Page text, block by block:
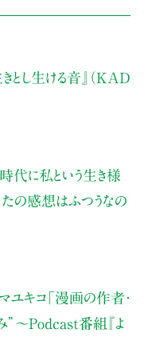
きとし生ける音』（KAD
代に私という生き様
たの感想はふつうなの
ユキコ「漫画の作者・
” 〜Podcast番組『よ